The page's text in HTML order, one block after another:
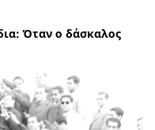
Όταν ο δάσκαλος